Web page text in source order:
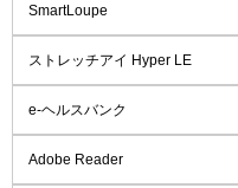
SmartLoupe
ストレッチアイ Hyper LE
e-ヘルスバンク
Adobe Reader